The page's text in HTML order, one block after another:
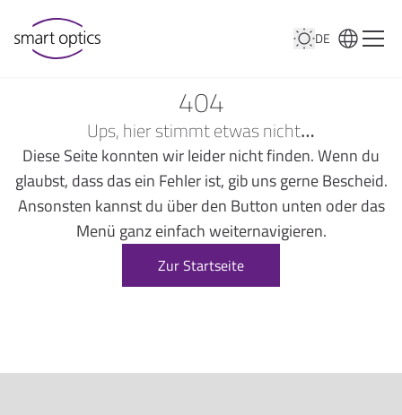
DE
404
Ups, hier stimmt etwas nicht…
Diese Seite konnten wir leider nicht finden. Wenn du
glaubst, dass das ein Fehler ist, gib uns gerne Bescheid.
Ansonsten kannst du über den Button unten oder das
Menü ganz einfach weiternavigieren.
Zur Startseite